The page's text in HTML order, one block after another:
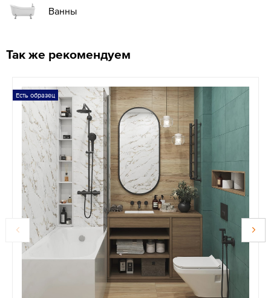
Ванны
Так же рекомендуем
Есть образец